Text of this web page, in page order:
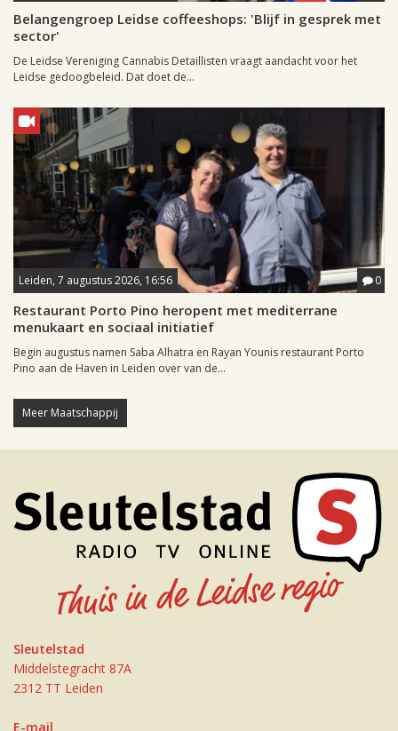
Belangengroep Leidse coffeeshops: 'Blijf in gesprek met
sector'
De Leidse Vereniging Cannabis Detaillisten vraagt aandacht voor het
Leidse gedoogbeleid. Dat doet de...
Leiden, 7 augustus 2026, 16:56 0
Restaurant Porto Pino heropent met mediterrane
menukaart en sociaal initiatief
Begin augustus namen Saba Alhatra en Rayan Younis restaurant Porto
Pino aan de Haven in Leiden over van de...
Meer Maatschappij
Sleutelstad
Middelstegracht 87A
2312 TT Leiden
E-mail